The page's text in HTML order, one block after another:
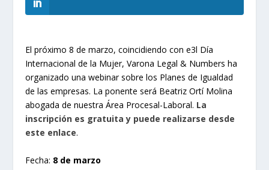
El próximo 8 de marzo, coincidiendo con e3l Día
Internacional de la Mujer, Varona Legal & Numbers ha
organizado una webinar sobre los Planes de Igualdad
de las empresas. La ponente será Beatriz Ortí Molina
abogada de nuestra Área Procesal-Laboral. La
inscripción es gratuita y puede realizarse desde
este enlace.
Fecha: 8 de marzo